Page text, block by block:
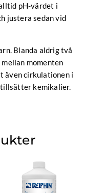
pH-värdet i
justera sedan vid
Blanda aldrig två
momenten
även cirkulationen i
tillsätter kemikalier.